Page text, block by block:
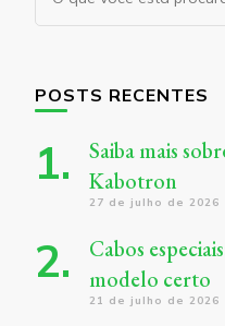
algo?
POSTS RECENTES
Saiba mais
Kabotron
27 de julho de 2026
Cabos
modelo certo
21 de julho de 2026